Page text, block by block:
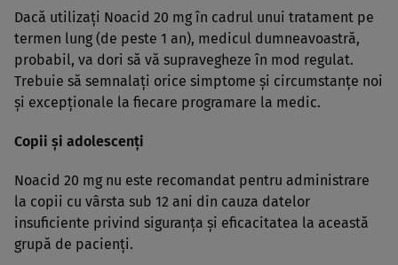
Dacă utilizaţi Noacid 20 mg în cadrul unui tratament pe
termen lung (de peste 1 an), medicul dumneavoastră,
probabil, va dori să vă supravegheze în mod regulat.
Trebuie să semnalaţi orice simptome şi circumstanţe noi
şi excepţionale la fiecare programare la medic.
Copii şi adolescenţi
Noacid 20 mg nu este recomandat pentru administrare
la copii cu vârsta sub 12 ani din cauza datelor
insuficiente privind siguranţa şi eficacitatea la această
grupă de pacienţi.